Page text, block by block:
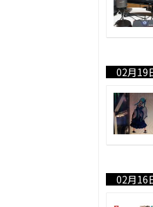
02月19
02月16